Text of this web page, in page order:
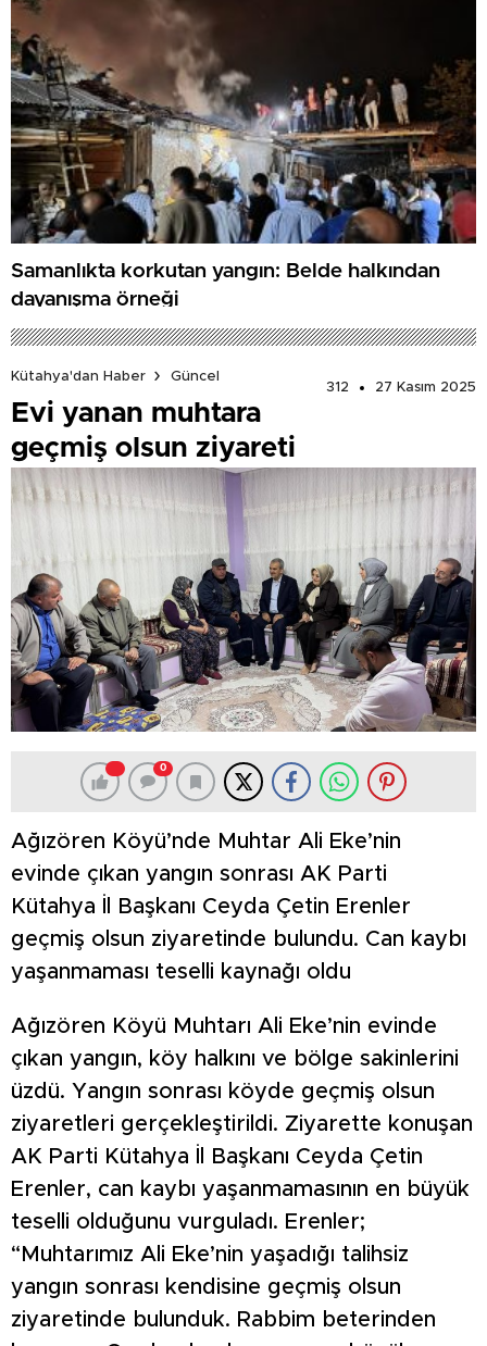
Samanlıkta korkutan yangın: Belde halkından
dayanışma örneği
Kütahya'dan Haber
Güncel
312
27 Kasım 2025
Evi yanan muhtara
geçmiş olsun ziyareti
0
Ağızören Köyü’nde Muhtar Ali Eke’nin
evinde çıkan yangın sonrası AK Parti
Kütahya İl Başkanı Ceyda Çetin Erenler
geçmiş olsun ziyaretinde bulundu. Can kaybı
yaşanmaması teselli kaynağı oldu
Ağızören Köyü Muhtarı Ali Eke’nin evinde
çıkan yangın, köy halkını ve bölge sakinlerini
üzdü. Yangın sonrası köyde geçmiş olsun
ziyaretleri gerçekleştirildi. Ziyarette konuşan
AK Parti Kütahya İl Başkanı Ceyda Çetin
Erenler, can kaybı yaşanmamasının en büyük
teselli olduğunu vurguladı. Erenler;
“Muhtarımız Ali Eke’nin yaşadığı talihsiz
yangın sonrası kendisine geçmiş olsun
ziyaretinde bulunduk. Rabbim beterinden